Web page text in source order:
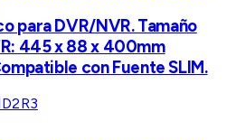
para DVR/NVR. Tamaño
445 x 88 x 400mm
con Fuente SLIM.